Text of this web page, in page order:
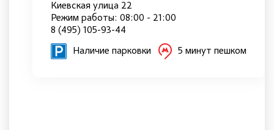
Киевская улица 22
Режим работы: 08:00 - 21:00
8 (495) 105-93-44
Наличие парковки 5 минут пешком